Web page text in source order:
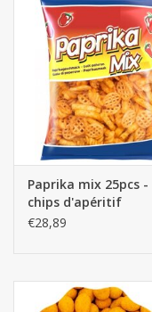
Paprika mix 25pcs -
chips d'apéritif
€28,89